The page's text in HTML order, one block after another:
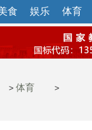
食 娱乐 体育
> 体育 >